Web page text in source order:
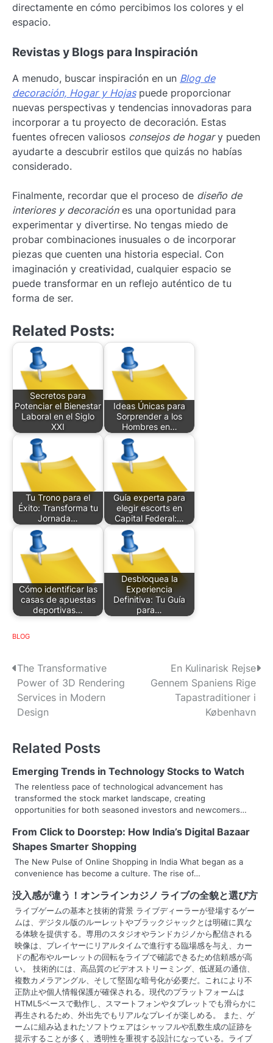
directamente en cómo percibimos los colores y el
espacio.
Revistas y Blogs para Inspiración
A menudo, buscar inspiración en un Blog de
decoración, Hogar y Hojaspuede proporcionar
nuevas perspectivas y tendencias innovadoras para
incorporar a tu proyecto de decoración. Estas
fuentes ofrecen valiosos consejos de hogary pueden
ayudarte a descubrir estilos que quizás no habías
considerado.
Finalmente, recordar que el proceso de diseño de
interiores y decoraciónes una oportunidad para
experimentar y divertirse. No tengas miedo de
probar combinaciones inusuales o de incorporar
piezas que cuenten una historia especial. Con
imaginación y creatividad, cualquier espacio se
puede transformar en un reflejo auténtico de tu
forma de ser.
Related Posts:
Secretos para
Potenciar el Bienestar
Laboral en el Siglo
XXI
Ideas Únicas para
Sorprender a los
Hombres en…
Tu Trono para el
Éxito: Transforma tu
Jornada…
Guía experta para
elegir escorts en
Capital Federal:…
Cómo identificar las
casas de apuestas
deportivas…
Desbloquea la
Experiencia
Definitiva: Tu Guía
para…
BLOG
P
o
s
n
a
v
i
g
a
t
i
o
n
The Transformative
Power of 3D Rendering
Services in Modern
Design
En Kulinarisk Rejse
Gennem Spaniens Rige
Tapastraditioner i
København
Related Posts
Emerging Trends in Technology Stocks to Watch
The relentless pace of technological advancement has
transformed the stock market landscape, creating
opportunities for both seasoned investors and newcomers…
From Click to Doorstep: How India’s Digital Bazaar
Shapes Smarter Shopping
The New Pulse of Online Shopping in India What began as a
convenience has become a culture. The rise of…
没入感が違う！ オンラインカジノ ライブの全貌と選び方
ライブゲームの基本と技術的背景 ライブディーラーが登場するゲー
ムは、デジタル版のルーレットやブラックジャックとは明確に異な
る体験を提供する。専用のスタジオやランドカジノから配信される
映像は、プレイヤーにリアルタイムで進行する臨場感を与え、カー
ドの配布やルーレットの回転をライブで確認できるため信頼感が高
い。 技術的には、高品質のビデオストリーミング、低遅延の通信、
複数カメラアングル、そして堅固な暗号化が必要だ。これにより不
正防止や個人情報保護が確保される。現代のプラットフォームは
HTML5ベースで動作し、スマートフォンやタブレットでも滑らかに
再生されるため、外出先でもリアルなプレイが楽しめる。 また、ゲ
ームに組み込まれたソフトウェアはシャッフルや乱数生成の証跡を
提示することが多く、透明性を重視する設計になっている。ライブ